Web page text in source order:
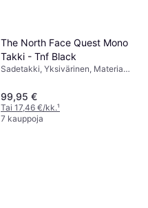
The North Face Quest Mono
Takki - Tnf Black
Sadetakki, Yksivärinen, Materiaali:
99,95 €
Tai 17,46 €/kk.¹
7 kauppoja